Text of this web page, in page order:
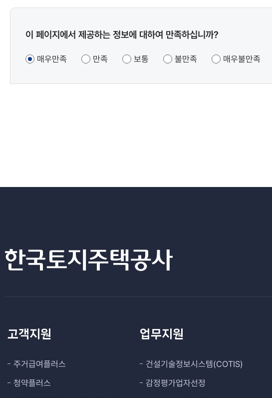
콘텐츠
조사
이 페이지에서 제공하는 정보에 대하여 만족하십니까?
매우만족 만족 보통 불만족 매우불만족
고객지원
주거급여플러스
청약플러스
업무지원
건설기술정보시스템(COTIS)
감정평가업자선정